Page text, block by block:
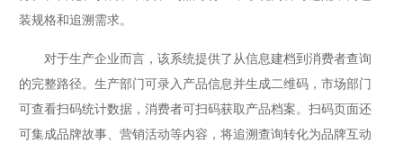
装规格和追溯需求。
对于生产企业而言，该系统提供了从信息建档到消费者查询
的完整路径。生产部门可录入产品信息并生成二维码，市场部门
可查看扫码统计数据，消费者可扫码获取产品档案。扫码页面还
可集成品牌故事、营销活动等内容，将追溯查询转化为品牌互动